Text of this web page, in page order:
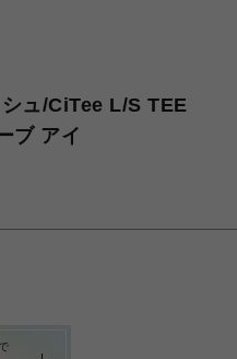
ュ/CiTee L/S TEE
ブ アイ